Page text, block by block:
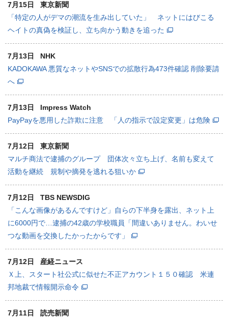
7月15日
東京新聞
「特定の人がデマの潮流を生み出していた」 ネットにはびこる
ヘイトの真偽を検証し、立ち向かう動きを追った
7月13日
NHK
KADOKAWA 悪質なネットやSNSでの拡散行為473件確認 削除要請
へ
7月13日
Impress Watch
PayPayを悪用した詐欺に注意 「人の指示で設定変更」は危険
7月12日
東京新聞
マルチ商法で逮捕のグループ 団体次々立ち上げ、名前も変えて
活動を継続 規制や摘発を逃れる狙いか
7月12日
TBS NEWSDIG
「こんな画像があるんですけど」自らの下半身を露出、ネット上
に6000円で…逮捕の42歳の学校職員「間違いありません。わいせ
つな動画を交換したかったからです」
7月12日
産経ニュース
Ｘ上、スタート社公式に似せた不正アカウント１５０確認 米連
邦地裁で情報開示命令
7月11日
読売新聞